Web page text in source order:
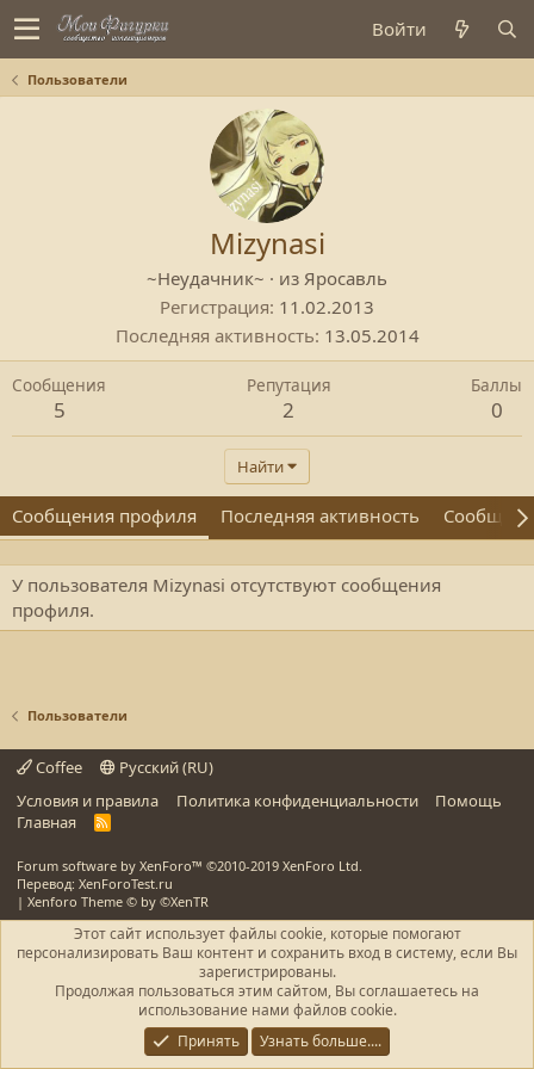
Войти
Пользователи
Mizynasi
~Неудачник~ · из Яросавль
Регистрация 11.02.2013
Последняя активность 13.05.2014
Сообщения
5
Репутация
2
Баллы
0
Найти
Сообщения профиля Последняя активность
У пользователя Mizynasi отсутствуют сообщения
профиля.
Пользователи
Coffee
Русский (RU)
Условия и правила
Политика конфиденциальности
Помощь
Главная
R
Forum software by XenForo™ ©2010-2019 XenForo Ltd.
Перевод: XenForoTest.ru
| Xenforo Theme © by ©XenTR
Этот сайт использует файлы cookie, которые помогают
персонализировать Ваш контент и сохранить вход в систему, если Вы
зарегистрированы.
Продолжая пользоваться этим сайтом, Вы соглашаетесь на
использование нами файлов cookie.
Принять
Узнать больше....